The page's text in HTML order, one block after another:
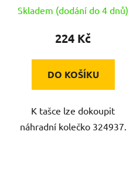
Skladem (dodání do 4 dnů)
224 Kč
DO KOŠÍKU
K tašce lze dokoupit
náhradní kolečko 324937.